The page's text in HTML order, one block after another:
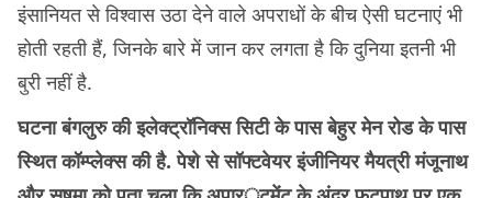
इंसानियत से विश्वास उठा देने वाले अपराधों के बीच ऐसी घटनाएं भी
होती रहती हैं, जिनके बारे में जान कर लगता है कि दुनिया इतनी भी
बुरी नहीं है.
घटना बंगलुरु की इलेक्ट्रॉनिक्स सिटी के पास बेहुर मेन रोड के पास
स्थित कॉम्प्लेक्स की है. पेशे से सॉफ्टवेयर इंजीनियर मैयत्री मंजूनाथ